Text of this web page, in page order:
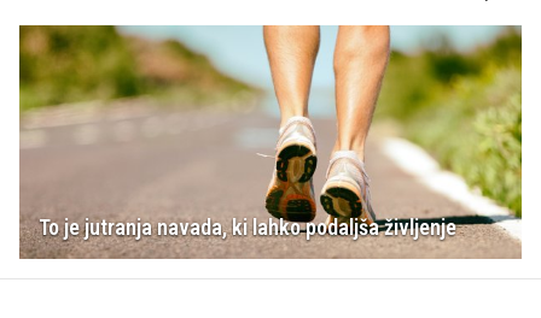
To je jutranja navada, ki lahko podaljša življenje